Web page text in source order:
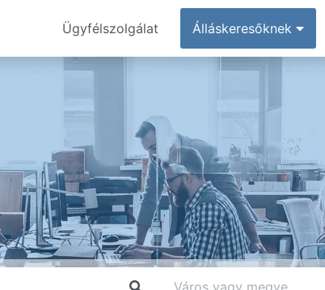
Ügyfélszolgálat Álláskeresőknek